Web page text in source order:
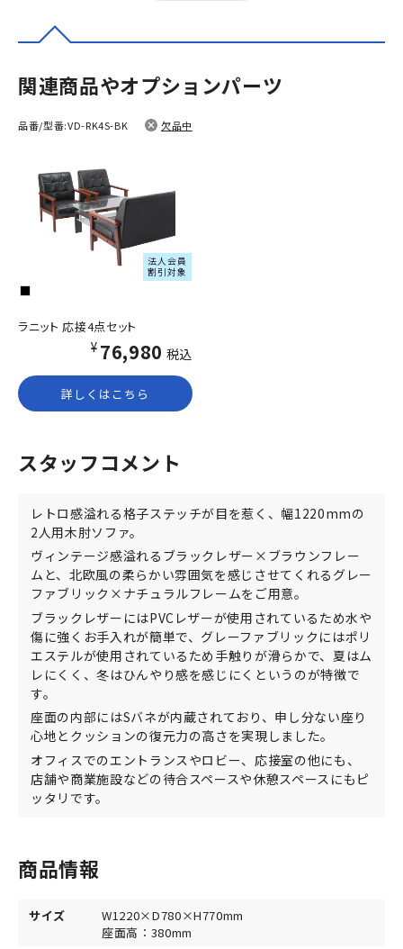
関連商品やオプションパーツ
品番/型番:VD-RK4S-BK 欠品中
法人会員
割引対象
ラニット 応接4点セット
¥76,980 税込
詳しくはこちら
スタッフコメント
レトロ感溢れる格子ステッチが目を惹く、幅1220mmの
2人用木肘ソファ。
ヴィンテージ感溢れるブラックレザー×ブラウンフレー
ムと、北欧風の柔らかい雰囲気を感じさせてくれるグレー
ファブリック×ナチュラルフレームをご用意。
ブラックレザーにはPVCレザーが使用されているため水や
傷に強くお手入れが簡単で、グレーファブリックにはポリ
エステルが使用されているため手触りが滑らかで、夏はム
レにくく、冬はひんやり感を感じにくというのが特徴で
す。
座面の内部にはSバネが内蔵されており、申し分ない座り
心地とクッションの復元力の高さを実現しました。
オフィスでのエントランスやロビー、応接室の他にも、
店舗や商業施設などの待合スペースや休憩スペースにもピ
ッタリです。
商品情報
サイズ
W1220×D780×H770mm
座面高：380mm